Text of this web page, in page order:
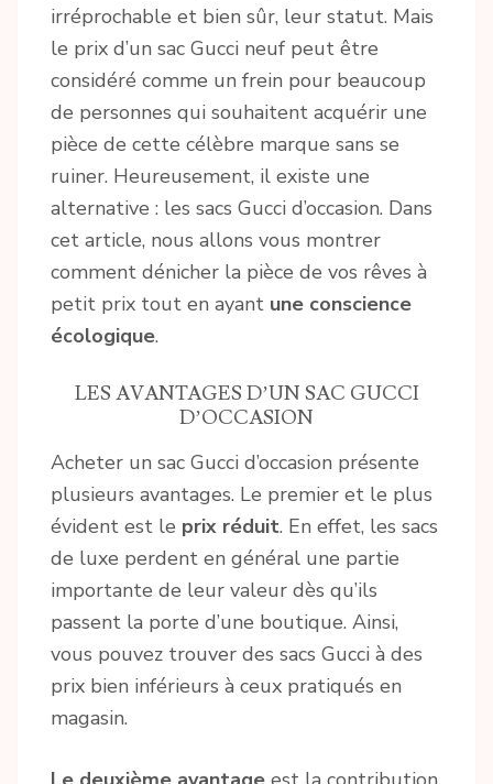
irréprochable et bien sûr, leur statut. Mais
le prix d’un sac Gucci neuf peut être
considéré comme un frein pour beaucoup
de personnes qui souhaitent acquérir une
pièce de cette célèbre marque sans se
ruiner. Heureusement, il existe une
alternative : les sacs Gucci d’occasion. Dans
cet article, nous allons vous montrer
comment dénicher la pièce de vos rêves à
petit prix tout en ayant une conscience
écologique.
LES AVANTAGES D’UN SAC GUCCI
D’OCCASION
Acheter un sac Gucci d’occasion présente
plusieurs avantages. Le premier et le plus
évident est le prix réduit. En effet, les sacs
de luxe perdent en général une partie
importante de leur valeur dès qu’ils
passent la porte d’une boutique. Ainsi,
vous pouvez trouver des sacs Gucci à des
prix bien inférieurs à ceux pratiqués en
magasin.